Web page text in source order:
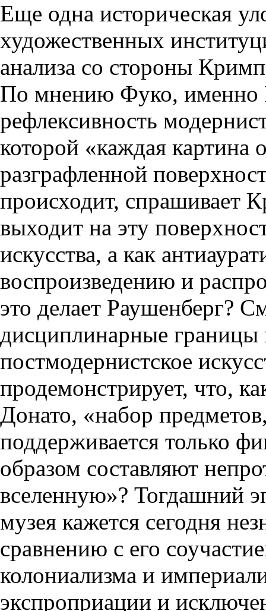
Еще одна историческая
художественных
анализа со стороны
По мнению Фуко, именно
рефлексивность
которой «каждая
разграфленной
происходит, спрашивает
выходит на эту
искусства, а как
воспроизведению и
это делает Раушенберг?
дисциплинарные границы
постмодернистское
продемонстрирует, что,
Донато, «набор
поддерживается только
образом составляют
вселенную»? Тогдашний
музея кажется сегодня
сравнению с его
колониализма и
экспроприации и